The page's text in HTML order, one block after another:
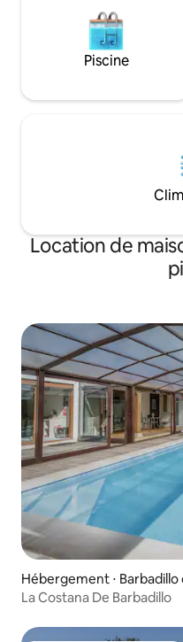
Piscine
Location de
Hébergement ⋅
La Costana De Barbadillo